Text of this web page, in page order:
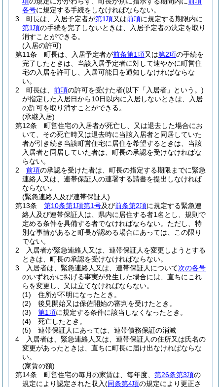
各号に規定する手続をしなければならない。
3
町長は、入居予定者が第1項又は前項に規定する期限内に
第1項の手続を完了しないときは、入居予定者の決定を取り
消すことができる。
(入居の許可)
第11条
町長は、入居予定者が前条第1項又は第2項の手続を
完了したときは、当該入居予定者に対して速やかに町営住
宅の入居を許可し、入居可能日を通知しなければならな
い。
2
町長は、 前項の許可を受けた者(以下「入居者」という。)
が指定した入居日から10日以内に入居しないときは、入居
の許可を取り消すことができる。
(承継入居)
第12条
町営住宅の入居者が死亡し、又は退去した場合にお
いて、その死亡時又は退去時に当該入居者と同居していた
者が引き続き当該町営住宅に居住を希望するときは、当該
入居者と同居していた者は、町長の承認を受けなければな
らない。
2
前項の承認を受けた者は、町長の指定する期限までに緊急
連絡人又は、連帯保証人の連署する請書を提出しなければ
ならない。
(緊急連絡人及び連帯保証人)
第13条
第10条第1項第1号及び前条第2項に規定する緊急連
絡人及び連帯保証人は、県内に居住する者1名とし、規則で
定める条件を具備する者でなければならない。 ただし、特
別な事情があると町長が認める場合にあっては、この限り
でない。
2
入居者が緊急連絡人又は、連帯保証人を変更しようとする
ときは、町長の承認を受けなければならない。
3
入居者は、緊急連絡人又は、連帯保証人について次の各号
のいずれかに掲げる事実が発生した場合には、直ちにこれ
らを変更し、又は立てなければならない。
(1)
住所が不明になったとき。
(2)
後見開始又は保佐開始の審判を受けたとき。
(3)
第1項に規定する条件に該当しなくなったとき。
(4)
死亡したとき。
(5)
連帯保証人にあっては、連帯債務保証の消滅
4
入居者は、緊急連絡人又は、連帯保証人の住所又は氏名の
変更があったときは、直ちに町長に届け出なければならな
い。
(家賃の額)
第14条
町営住宅の毎月の家賃は、毎年度、 第26条第3項の
規定により認定された収入(同条第4項の規定により更正さ